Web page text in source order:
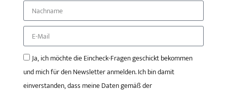
Ja, ich möchte die Eincheck-Fragen geschickt bekommen
und mich für den Newsletter anmelden. Ich bin damit
einverstanden, dass meine Daten gemäß der